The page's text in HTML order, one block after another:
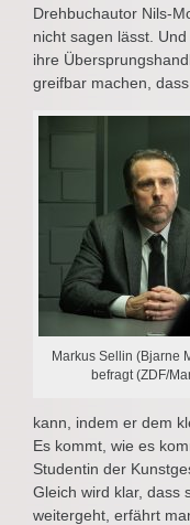
Drehbuchautor Nils-
nicht sagen lässt.
ihre
greifbar machen,
Markus Sellin (Bjarne
befragt (ZDF/
kann, indem er dem
Es kommt, wie es
Studentin der
Gleich wird klar, dass
weitergeht, erfährt